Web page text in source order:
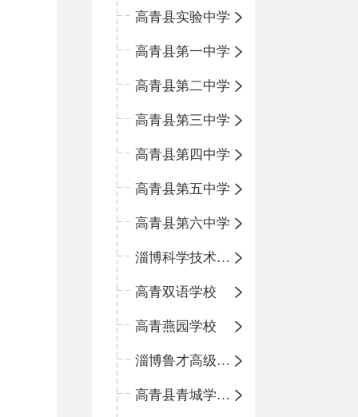
高青县实验中学
高青县第一中学
高青县第二中学
高青县第三中学
高青县第四中学
高青县第五中学
高青县第六中学
淄博科学技术学校
高青双语学校
高青燕园学校
淄博鲁才高级中学
高青县青城学区中心小学